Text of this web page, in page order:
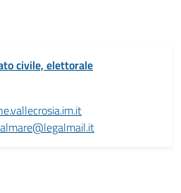
civile, elettorale